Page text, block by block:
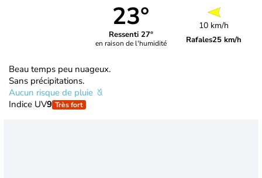
23°
Ressenti 27°
en raison de l'humidité
10 km/h
Rafales25 km/h
Beau temps peu nuageux.
Sans précipitations.
Aucun risque de pluie
Indice UV9 Très fort